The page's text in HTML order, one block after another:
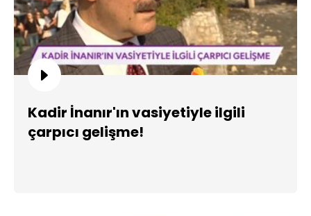
Kadir İnanır'ın vasiyetiyle ilgili
çarpıcı gelişme!